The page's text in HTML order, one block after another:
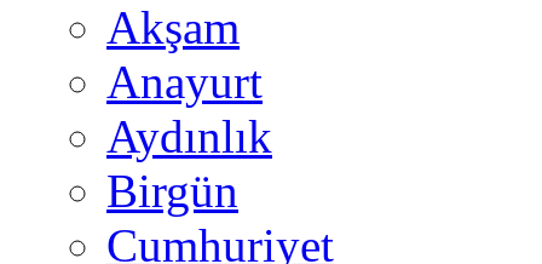
Akşam
Anayurt
Aydınlık
Birgün
Cumhuriyet